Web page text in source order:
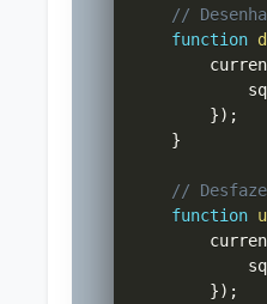
//
function
}) ;
}
//
function
}) ;